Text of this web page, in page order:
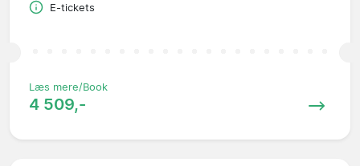
E-tickets
Læs mere/Book
4 509,-